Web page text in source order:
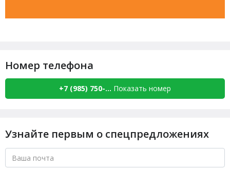
Номер телефона
+7 (985) 750-... Показать номер
Узнайте первым о спецпредложениях